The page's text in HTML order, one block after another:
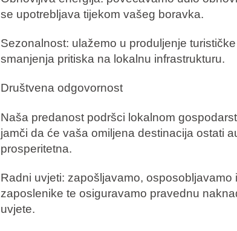
se upotrebljava tijekom vašeg boravka.
Sezonalnost: ulažemo u produljenje
smanjenja pritiska na lokalnu infrastrukturu.
Društvena odgovornost
Naša predanost podršci lokalnom
jamči da će vaša omiljena destinacija ostati
prosperitetna.
Radni uvjeti: zapošljavamo, osposobljavamo
zaposlenike te osiguravamo pravednu
uvjete.